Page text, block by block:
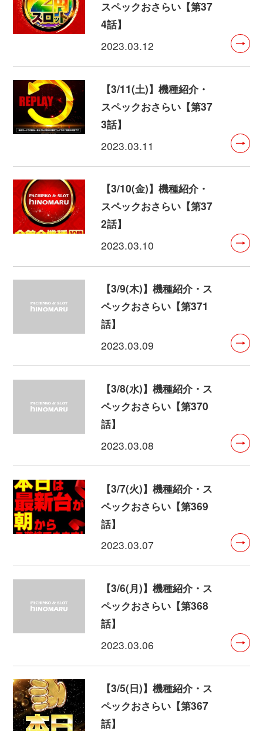
スペックおさらい【第37
4話】
2023.03.12
【3/11(土)】機種紹介・
スペックおさらい【第37
3話】
2023.03.11
【3/10(金)】機種紹介・
スペックおさらい【第37
2話】
2023.03.10
【3/9(木)】機種紹介・ス
ペックおさらい【第371
話】
2023.03.09
【3/8(水)】機種紹介・ス
ペックおさらい【第370
話】
2023.03.08
【3/7(火)】機種紹介・ス
ペックおさらい【第369
話】
2023.03.07
【3/6(月)】機種紹介・ス
ペックおさらい【第368
話】
2023.03.06
【3/5(日)】機種紹介・ス
ペックおさらい【第367
話】